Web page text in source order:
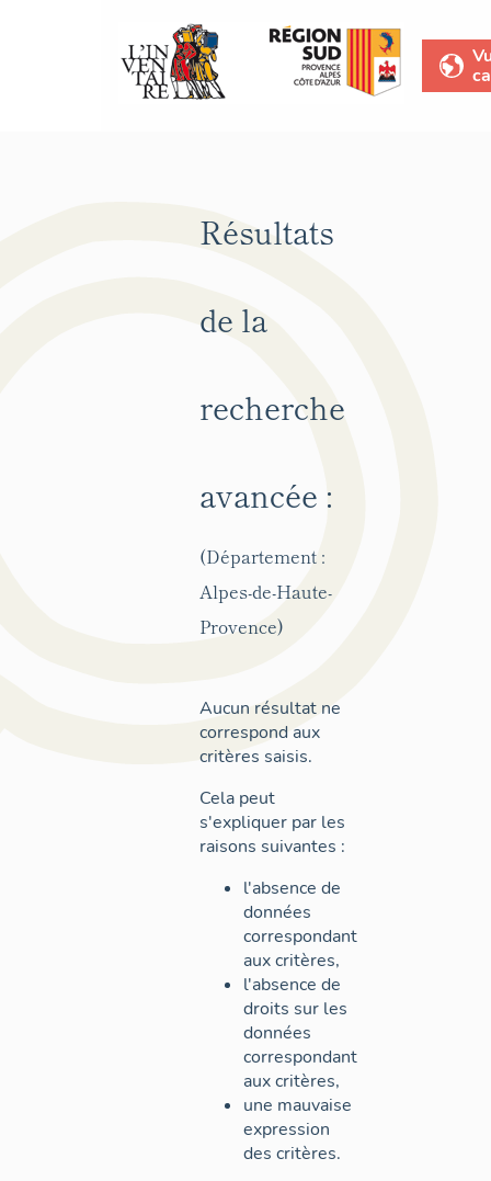
Résultats
de la
recherche
avancée :
(Département :
Alpes-de-Haute-
Provence)
Aucun résultat ne
correspond aux
critères saisis.
Cela peut
s'expliquer par les
raisons suivantes :
l'absence de
données
correspondant
aux critères,
l'absence de
droits sur les
données
correspondant
aux critères,
une mauvaise
expression
des critères.